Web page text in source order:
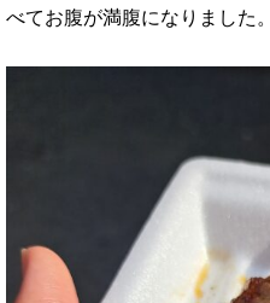
べてお腹が満腹になりました。